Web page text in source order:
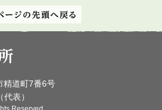
道町7番6号
表）